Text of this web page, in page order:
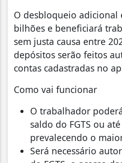
O desbloqueio adicional
bilhões e beneficiará
sem justa causa entre
depósitos serão feitos
contas cadastradas no
Como vai funcionar
O trabalhador
saldo do FGTS ou
prevalecendo o
Será necessário